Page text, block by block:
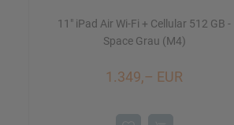
11" iPad Air Wi-Fi + Cellular 512 GB -
Space Grau (M4)
1.349,– EUR